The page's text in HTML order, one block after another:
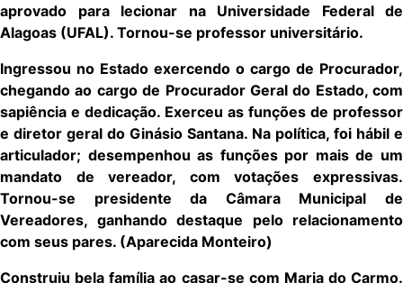
aprovado para lecionar na Universidade Federal de
Alagoas (UFAL). Tornou-se professor universitário.
Ingressou no Estado exercendo o cargo de Procurador,
chegando ao cargo de Procurador Geral do Estado, com
sapiência e dedicação. Exerceu as funções de professor
e diretor geral do Ginásio Santana. Na política, foi hábil e
articulador; desempenhou as funções por mais de um
mandato de vereador, com votações expressivas.
Tornou-se presidente da Câmara Municipal de
Vereadores, ganhando destaque pelo relacionamento
com seus pares. (Aparecida Monteiro)
Construiu bela família ao casar-se com Maria do Carmo.